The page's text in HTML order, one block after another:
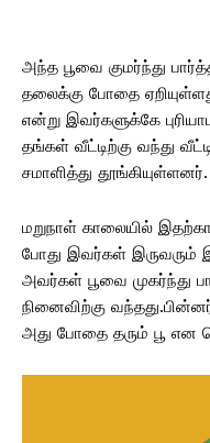
அந்த பூவை குமர்ந்து
தலைக்கு போதை
என்று இவர்களுக்கே
தங்கள் வீட்டிற்கு வந்து
சமாளித்து தூங்கியுள்ளனர்.
மறுநாள் காலையில்
போது இவர்கள் இருவரும்
அவர்கள் பூவை முகர்ந்து
நினைவிற்கு
அது போதை தரும் பூ என